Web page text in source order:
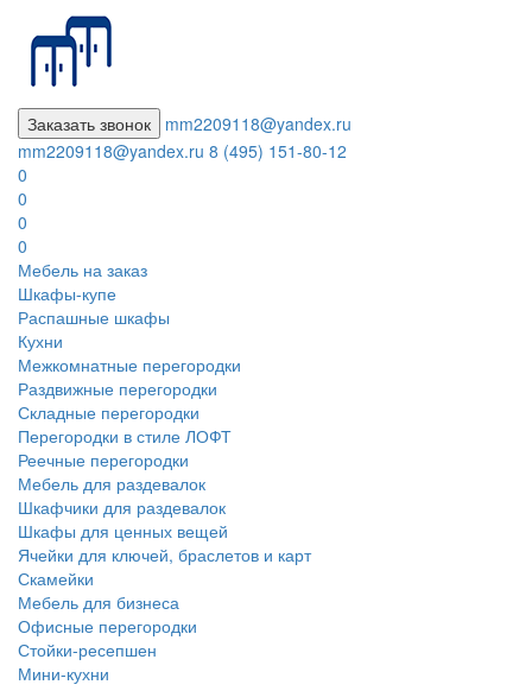
Заказать звонок
mm2209118@yandex.ru
mm2209118@yandex.ru 8 (495) 151-80-12
0
0
0
0
Мебель на заказ
Шкафы-купе
Распашные шкафы
Кухни
Межкомнатные перегородки
Раздвижные перегородки
Складные перегородки
Перегородки в стиле ЛОФТ
Реечные перегородки
Мебель для раздевалок
Шкафчики для раздевалок
Шкафы для ценных вещей
Ячейки для ключей, браслетов и карт
Скамейки
Мебель для бизнеса
Офисные перегородки
Стойки-ресепшен
Мини-кухни